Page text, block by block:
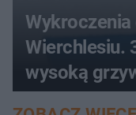
Wierchlesiu.
wysoką
karnymi